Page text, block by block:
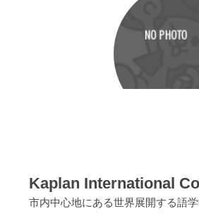
Kaplan International
市内中心地にある世界展開する語